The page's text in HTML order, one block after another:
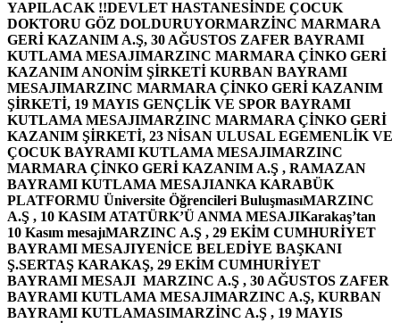
YAPILACAK !!DEVLET HASTANESİNDE ÇOCUK
DOKTORU GÖZ DOLDURUYORMARZİNC MARMARA
GERİ KAZANIM A.Ş, 30 AĞUSTOS ZAFER BAYRAMI
KUTLAMA MESAJIMARZINC MARMARA ÇİNKO GERİ
KAZANIM ANONİM ŞİRKETİ KURBAN BAYRAMI
MESAJIMARZINC MARMARA ÇİNKO GERİ KAZANIM
ŞİRKETİ, 19 MAYIS GENÇLİK VE SPOR BAYRAMI
KUTLAMA MESAJIMARZINC MARMARA ÇİNKO GERİ
KAZANIM ŞİRKETİ, 23 NİSAN ULUSAL EGEMENLİK VE
ÇOCUK BAYRAMI KUTLAMA MESAJIMARZINC
MARMARA ÇİNKO GERİ KAZANIM A.Ş , RAMAZAN
BAYRAMI KUTLAMA MESAJIANKA KARABÜK
PLATFORMU Üniversite Öğrencileri BuluşmasıMARZINC
A.Ş , 10 KASIM ATATÜRK’Ü ANMA MESAJIKarakaş’tan
10 Kasım mesajıMARZINC A.Ş , 29 EKİM CUMHURİYET
BAYRAMI MESAJIYENİCE BELEDİYE BAŞKANI
Ş.SERTAŞ KARAKAŞ, 29 EKİM CUMHURİYET
BAYRAMI MESAJI MARZINC A.Ş , 30 AĞUSTOS ZAFER
BAYRAMI KUTLAMA MESAJIMARZINC A.Ş, KURBAN
BAYRAMI KUTLAMASIMARZİNC A.Ş , 19 MAYIS